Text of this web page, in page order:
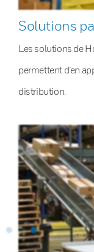
Solutions
Les solutions de
permettent d’en
distribution.